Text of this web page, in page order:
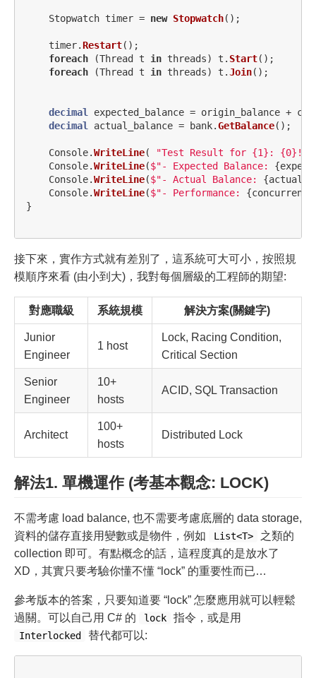
Stopwatch timer = new Stopwatch();
timer.Restart();
foreach
(Thread t in threads) t . Start();
foreach
(Thread t in threads) t .Join();
decimal expected_balance = origin_balance +
decimal
actual_balance = bank.GetBalance();
Console.WriteLine( "Test Result for {1}: {0}!"
Console.WriteLine($"- Expected Balance: {
Console.WriteLine($"- Actual Balance: {
Console.WriteLine($"- Performance: {
}
接下來，實作方式就有差別了，這系統可大可小，按照規
模順序來看 (由小到大)，我對每個層級的工程師的期望:
對應職級 系統規模 解決方案(關鍵字)
Junior
Engineer
1 host
Lock, Racing Condition,
Critical Section
Senior
Engineer
10+
hosts
ACID, SQL Transaction
Architect
100+
hosts
Distributed Lock
解法1. 單機運作 (考基本觀念: LOCK)
不需考慮 load balance, 也不需要考慮底層的 data storage,
資料的儲存直接用變數或是物件，例如
List<T>
之類的
collection 即可。有點概念的話，這程度真的是放水了
XD，其實只要考驗你懂不懂 “lock” 的重要性而已…
參考版本的答案，只要知道要 “lock” 怎麼應用就可以輕鬆
過關。可以自己用 C# 的
lock 指令，或是用
Interlocked 替代都可以: